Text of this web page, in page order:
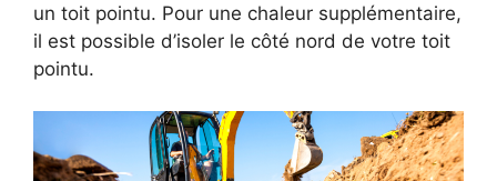
un toit pointu. Pour une chaleur supplémentaire,
il est possible d’isoler le côté nord de votre toit
pointu.